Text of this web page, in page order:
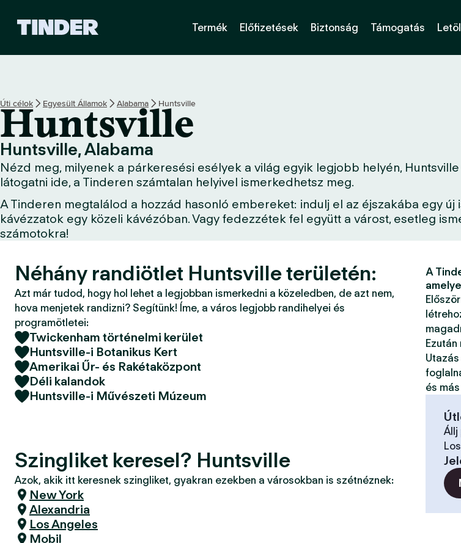
K
e
z
d
ő
o
l
a
l
Termék Előfizetések Biztonság Támogatás
Úti célok Egyesült Államok Alabama Huntsville
Huntsville
Huntsville, Alabama
Nézd meg, milyenek a párkeresési esélyek a világ egyik legjobb helyén,
látogatni ide, a Tinderen számtalan helyivel ismerkedhetsz meg.
A Tinderen megtalálod a hozzád hasonló embereket: indulj el az éjszakába egy
kávézzatok egy közeli kávézóban. Vagy fedezzétek fel együtt a várost, esetleg
számotokra!
Néhány randiötlet Huntsville területén:
Azt már tudod, hogy hol lehet a legjobban ismerkedni a közeledben, de azt nem,
hova menjetek randizni? Segítünk! Íme, a város legjobb randihelyei és
programötletei:
Twickenham történelmi kerület
Huntsville-i Botanikus Kert
Amerikai Űr- és Rakétaközpont
Déli kalandok
Huntsville-i Művészeti Múzeum
Szingliket keresel? Huntsville
Azok, akik itt keresnek szingliket, gyakran ezekben a városokban is szétnéznek:
New York
Alexandria
Los Angeles
Mobil
A
és
Állj